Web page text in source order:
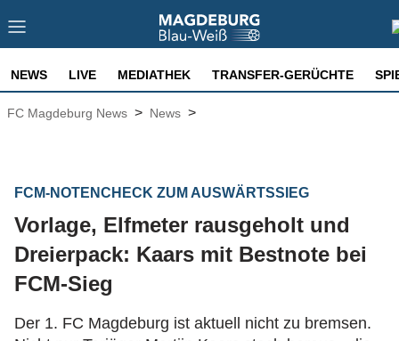
NEWS LIVE MEDIATHEK TRANSFER-GERÜCHTE
FC Magdeburg News > News >
FCM-NOTENCHECK ZUM AUSWÄRTSSIEG
Vorlage, Elfmeter rausgeholt und
Dreierpack: Kaars mit Bestnote bei
FCM-Sieg
Der 1. FC Magdeburg ist aktuell nicht zu bremsen.